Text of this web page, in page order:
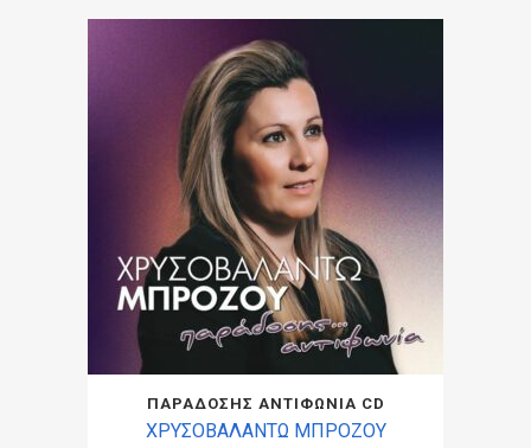
ΠΑΡΑΔΟΣΗΣ ΑΝΤΙΦΩΝΙΑ CD
ΧΡΥΣΟΒΑΛΑΝΤΩ ΜΠΡΟΖΟΥ